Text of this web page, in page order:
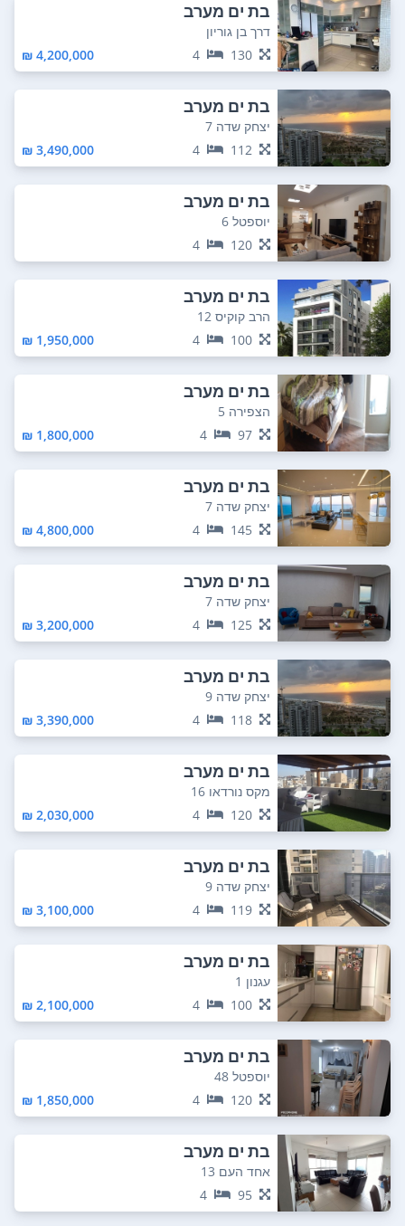
בת ים מערב
דרך בן גוריון
130
4
4,200,000 ₪
בת ים מערב
יצחק שדה 7
112
4
3,490,000 ₪
בת ים מערב
יוספטל 6
120
4
בת ים מערב
הרב קוקיס 12
100
4
1,950,000 ₪
בת ים מערב
הצפירה 5
97
4
1,800,000 ₪
בת ים מערב
יצחק שדה 7
145
4
4,800,000 ₪
בת ים מערב
יצחק שדה 7
125
4
3,200,000 ₪
בת ים מערב
יצחק שדה 9
118
4
3,390,000 ₪
בת ים מערב
מקס נורדאו 16
120
4
2,030,000 ₪
בת ים מערב
יצחק שדה 9
119
4
3,100,000 ₪
בת ים מערב
עגנון 1
100
4
2,100,000 ₪
בת ים מערב
יוספטל 48
120
4
1,850,000 ₪
בת ים מערב
אחד העם 13
95
4